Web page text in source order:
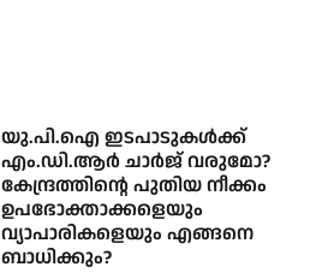
യു.പി.ഐ ഇടപാടുകൾക്ക്
എം.ഡി.ആർ ചാർജ് വരുമോ?
കേന്ദ്രത്തിന്റെ പുതിയ നീക്കം
ഉപഭോക്താക്കളെയും
വ്യാപാരികളെയും എങ്ങനെ
ബാധിക്കും?